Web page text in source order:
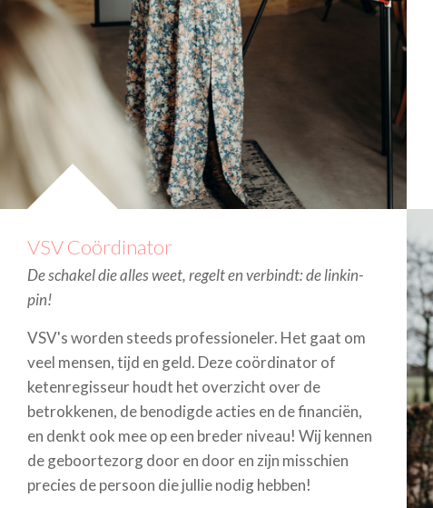
VSV Coördinator
De schakel die alles weet, regelt en verbindt: de linkin-
pin!
VSV's worden steeds professioneler. Het gaat om
veel mensen, tijd en geld. Deze coördinator of
ketenregisseur houdt het overzicht over de
betrokkenen, de benodigde acties en de financiën,
en denkt ook mee op een breder niveau! Wij kennen
de geboortezorg door en door en zijn misschien
precies de persoon die jullie nodig hebben!